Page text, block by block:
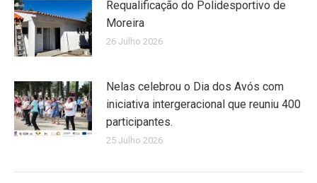
Requalificação do Polidesportivo de
Moreira
26 Julho 2026
Nelas celebrou o Dia dos Avós com
iniciativa intergeracional que reuniu 400
participantes.
25 Julho 2026